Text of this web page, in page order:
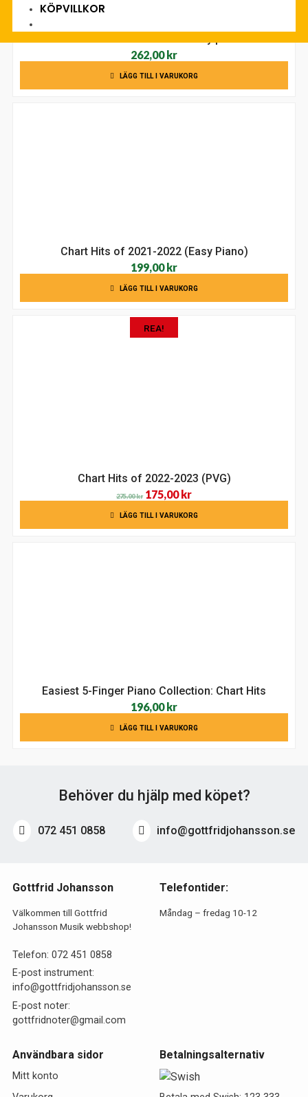
KÖPVILLKOR
262,00kr
LÄGG TILL I VARUKORG
Chart Hits of 2021-2022 (Easy Piano)
199,00kr
LÄGG TILL I VARUKORG
REA!
Chart Hits of 2022-2023 (PVG)
275,00kr Det
ursprungliga
priset
175,00krDet
nuvarande
priset
LÄGG TILL I VARUKORG
Easiest 5-Finger Piano Collection: Chart Hits
196,00kr
LÄGG TILL I VARUKORG
Behöver du hjälp med köpet?
072 451 0858 info@gottfridjohansson.se
Gottfrid Johansson
Välkommen till Gottfrid
Johansson Musik webbshop!
Telefon: 072 451 0858
E-post instrument:
info@gottfridjohansson.se
E-post noter:
gottfridnoter@gmail.com
Telefontider:
Måndag – fredag 10-12
Användbara sidor
Mitt konto
Betalningsalternativ